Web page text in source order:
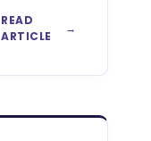
Powder
Wholesale
For
READ
ARTICLE